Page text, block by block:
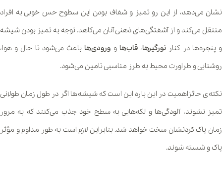
نشان می‌دهد، از این رو تمیز و شفاف بودن این سطوح حس خوبی به افراد
منتقل می‌کند و از آشفتگی‌های ذهنی آنان می‌کاهد. توجه به تمیز بودن شیشه‌
و پنجره‌ها در کنار نورگیرها،قاب‌‌ها و ورودی‌ها باعث می‌شود تا حال و هوا،
روشنایی و طراورت محیط به طرز مناسبی تامین می‌شود.
نکته‌ی حائزاهمیت در این باره این است که شیشه‌ها اگر در طول زمان طولانی
تمیز نشوند، آلودگی‌ها و لکه‌هایی به سطح خود جذب می‌کنند که به مرور
زمان پاک کردنشان سخت خواهد شد. بنابراین لازم است به طور مداوم و مؤثر
پاک و شسته شوند.